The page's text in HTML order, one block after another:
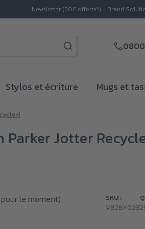
Newsletter (50€ offerts*) Brand
0800
Stylos et écriture Mugs et
Jotter
le moment)
SKU :
VB2BY02B